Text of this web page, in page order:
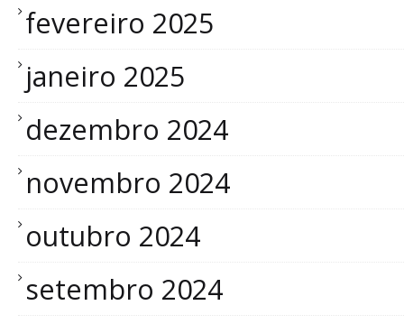
fevereiro 2025
janeiro 2025
dezembro 2024
novembro 2024
outubro 2024
setembro 2024